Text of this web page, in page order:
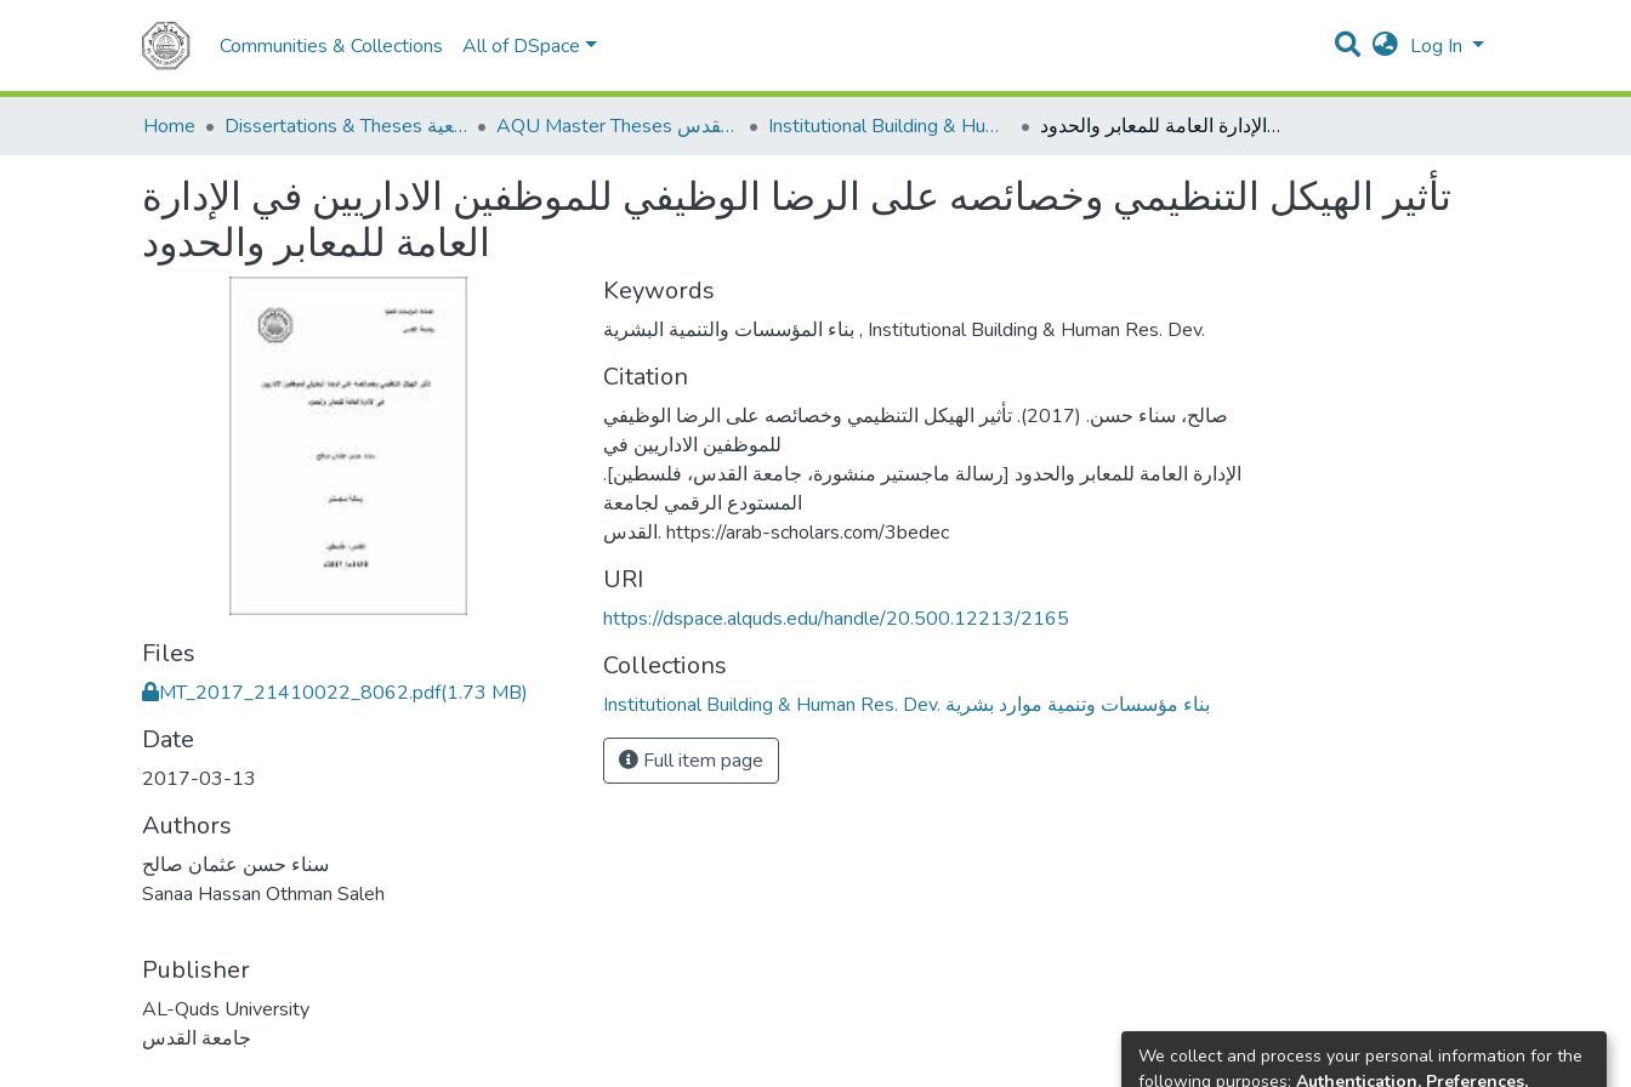
Communities & Collections All of DSpace Log In
Home Dissertations & Theses الرسائل الجامعية AQU Master Theses الرسائل الجامعية الخاصة بجامعة القدس Institutional Building & Human Res. Dev. بناء مؤسسات وتنمية موارد بشرية تأثير الهيكل التنظيمي وخصائصه على الرضا الوظيفي للموظفين الاداريين في الإدارة العامة للمعابر والحدود
تأثير الهيكل التنظيمي وخصائصه على الرضا الوظيفي للموظفين الاداريين في الإدارة
العامة للمعابر والحدود
Files
MT_2017_21410022_8062.pdf(1.73 MB)
Date
2017-03-13
Authors
سناء حسن عثمان صالح
Sanaa Hassan Othman Saleh
Publisher
AL-Quds University
جامعة القدس
Keywords
, Institutional Building & Human Res. Dev.
Citation
صالح، سناء حسن. (2017). تأثير الهيكل التنظيمي وخصائصه على الرضا الوظيفي
للموظفين الاداريين في
الإدارة العامة للمعابر والحدود [رسالة ماجستير منشورة، جامعة القدس، فلسطين].
المستودع الرقمي لجامعة
القدس. https://arab-scholars.com/3bedec
URI
https://dspace.alquds.edu/handle/20.500.12213/2165
Collections
Institutional Building & Human Res. Dev. بناء مؤسسات وتنمية موارد بشرية
Full item page
We collect and process your personal information for the
following purposes: Authentication, Preferences,